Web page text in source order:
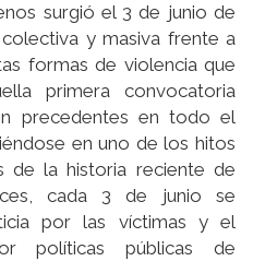
surgió el 3 de junio de
y masiva frente a
formas de violencia que
primera convocatoria
precedentes en todo el
en uno de los hitos
de la historia reciente de
cada 3 de junio se
por las víctimas y el
políticas públicas de